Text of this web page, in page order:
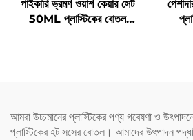
পাইকারি ভ্রমণ ওয়াশ কেয়ার সেট
50ML প্লাস্টিকের বোতল
আমরা উচ্চমানের প্লাস্টিকের পণ্য গবেষণা ও
প্লাস্টিকের হট সসের বোতল। আমাদের উৎপাদন